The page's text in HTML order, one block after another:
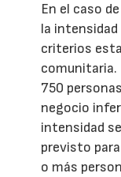
En el caso
la
criterios
comunitaria.
750
negocio
intensidad
previsto
o más